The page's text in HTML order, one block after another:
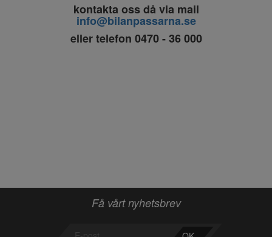
kontakta oss då via mail
info@bilanpassarna.se
eller telefon 0470 - 36 000
Få vårt nyhetsbrev